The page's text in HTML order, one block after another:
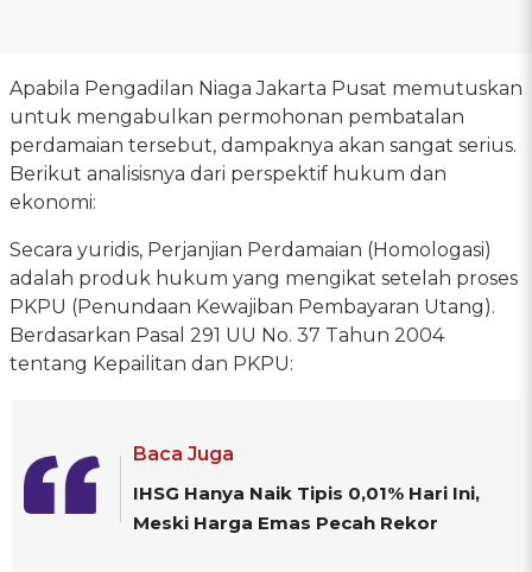
Apabila Pengadilan Niaga Jakarta Pusat memutuskan
untuk mengabulkan permohonan pembatalan
perdamaian tersebut, dampaknya akan sangat serius.
Berikut analisisnya dari perspektif hukum dan
ekonomi:
Secara yuridis, Perjanjian Perdamaian (Homologasi)
adalah produk hukum yang mengikat setelah proses
PKPU (Penundaan Kewajiban Pembayaran Utang).
Berdasarkan Pasal 291 UU No. 37 Tahun 2004
tentang Kepailitan dan PKPU:
Baca Juga
IHSG Hanya Naik Tipis 0,01% Hari Ini,
Meski Harga Emas Pecah Rekor